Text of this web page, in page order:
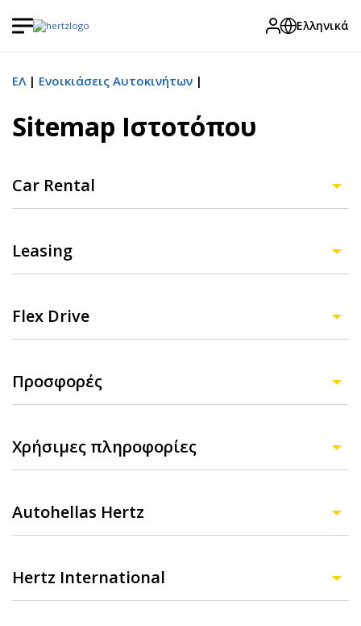
Ελληνικά
ΕΛ Ενοικιάσεις Αυτοκινήτων
Sitemap Ιστοτόπου
Car Rental
Leasing
Flex Drive
Προσφορές
Χρήσιμες πληροφορίες
Autohellas Hertz
Hertz International